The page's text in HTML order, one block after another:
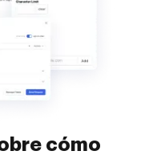
cómo